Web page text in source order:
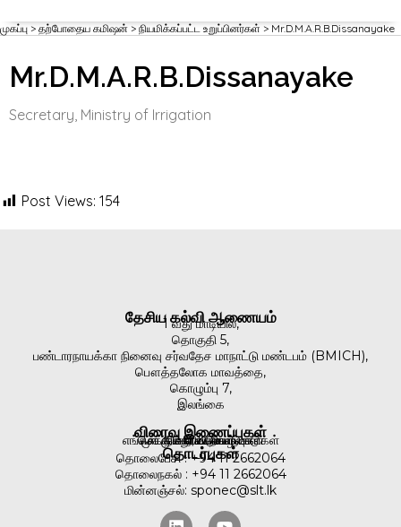
முகப்பு > தற்போதைய கமிஷன் > நியமிக்கப்பட்ட உறுப்பினர்கள் > Mr.D.M.A.R.B.Dissanayake
Mr.D.M.A.R.B.Dissanayake
Secretary, Ministry of Irrigation
Post Views: 154
தேசிய கல்வி ஆணையம்
1 வது மாடியில்,
தொகுதி 5,
பண்டாரநாயக்கா நினைவு சர்வதேச மாநாட்டு மண்டபம் (BMICH),
பௌத்தலோக மாவத்தை,
கொழும்பு 7,
இலங்கை
விரைவு இணைப்புகள்
செய்திகள் & நிகழ்வுகள்
முக்கிய செயல்பாடுகள்
எங்கள் முக்கிய செயல்பாடுகள்
வெளியீடுகள்
நூலகம்
தொடர்புகள்
தொலைபேசி : +94 11 2662064
தொலைநகல் : +94 11 2662064
மின்னஞ்சல்: sponec@slt.lk